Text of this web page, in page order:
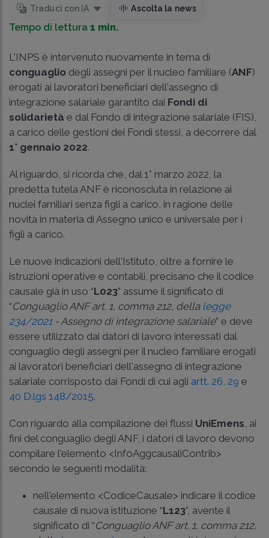
Traduci con IA Ascolta la news
Tempo di lettura 1 min.
L'INPS è intervenuto nuovamente in tema di
conguaglio degli assegni per il nucleo familiare (ANF)
erogati ai lavoratori beneficiari dell'assegno di
integrazione salariale garantito dai Fondi di
solidarietà e dal Fondo di integrazione salariale (FIS),
a carico delle gestioni dei Fondi stessi, a decorrere dal
1° gennaio 2022.
Al riguardo, si ricorda che, dal 1° marzo 2022, la
predetta tutela ANF è riconosciuta in relazione ai
nuclei familiari senza figli a carico, in ragione delle
novità in materia di Assegno unico e universale per i
figli a carico.
Le nuove indicazioni dell'Istituto, oltre a fornire le
istruzioni operative e contabili, precisano che il codice
causale già in uso “L023” assume il significato di
“Conguaglio ANF art. 1, comma 212, della legge
234/2021 - Assegno di integrazione salariale” e deve
essere utilizzato dai datori di lavoro interessati dal
conguaglio degli assegni per il nucleo familiare erogati
ai lavoratori beneficiari dell'assegno di integrazione
salariale corrisposto dai Fondi di cui agli artt. 26, 29 e
40 D.lgs 148/2015.
Con riguardo alla compilazione dei flussi UniEmens , ai
fini del conguaglio degli ANF, i datori di lavoro devono
compilare l'elemento <InfoAggcausaliContrib>
secondo le seguenti modalità:
nell'elemento <CodiceCausale> indicare il codice
causale di nuova istituzione “L123”, avente il
significato di “Conguaglio ANF art. 1, comma 212,